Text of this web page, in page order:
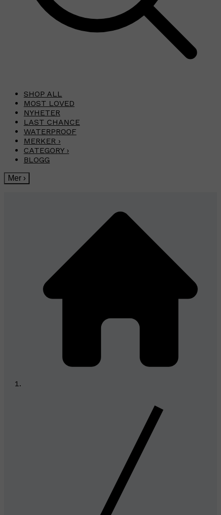
SHOP ALL
MOST LOVED
NYHETER
LAST CHANCE
WATERPROOF
MERKER ›
CATEGORY ›
BLOGG
Mer ›